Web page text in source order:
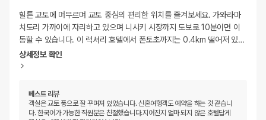
힐튼 교토에 머무르며 교토 중심의 편리한 위치를 즐겨보세요. 가와라마
치도리 가까이에 자리하고 있으며 니시키 시장까지 도보로 10분이면 이
동할 수 있습니다. 이 럭셔리 호텔에서 폰토초까지는 0.4km 떨어져 있…
상세정보 확인
베스트 리뷰
객실은 교토 풍으로 잘 꾸며져 있었습니다. 신혼여행객도 예약을 하는 것 같습니
다. 한국어가 가능한 직원분은 친절했습니다.지어진지 얼마 되지 않은 호텔답게